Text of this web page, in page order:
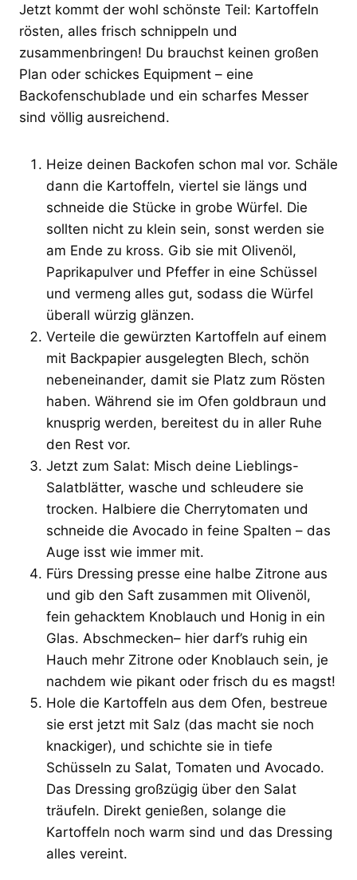
Jetzt kommt der wohl schönste Teil: Kartoffeln
rösten, alles frisch schnippeln und
zusammenbringen! Du brauchst keinen großen
Plan oder schickes Equipment – eine
Backofenschublade und ein scharfes Messer
sind völlig ausreichend.
Heize deinen Backofen schon mal vor. Schäle
dann die Kartoffeln, viertel sie längs und
schneide die Stücke in grobe Würfel. Die
sollten nicht zu klein sein, sonst werden sie
am Ende zu kross. Gib sie mit Olivenöl,
Paprikapulver und Pfeffer in eine Schüssel
und vermeng alles gut, sodass die Würfel
überall würzig glänzen.
Verteile die gewürzten Kartoffeln auf einem
mit Backpapier ausgelegten Blech, schön
nebeneinander, damit sie Platz zum Rösten
haben. Während sie im Ofen goldbraun und
knusprig werden, bereitest du in aller Ruhe
den Rest vor.
Jetzt zum Salat: Misch deine Lieblings-
Salatblätter, wasche und schleudere sie
trocken. Halbiere die Cherrytomaten und
schneide die Avocado in feine Spalten – das
Auge isst wie immer mit.
Fürs Dressing presse eine halbe Zitrone aus
und gib den Saft zusammen mit Olivenöl,
fein gehacktem Knoblauch und Honig in ein
Glas. Abschmecken– hier darf’s ruhig ein
Hauch mehr Zitrone oder Knoblauch sein, je
nachdem wie pikant oder frisch du es magst!
Hole die Kartoffeln aus dem Ofen, bestreue
sie erst jetzt mit Salz (das macht sie noch
knackiger), und schichte sie in tiefe
Schüsseln zu Salat, Tomaten und Avocado.
Das Dressing großzügig über den Salat
träufeln. Direkt genießen, solange die
Kartoffeln noch warm sind und das Dressing
alles vereint.